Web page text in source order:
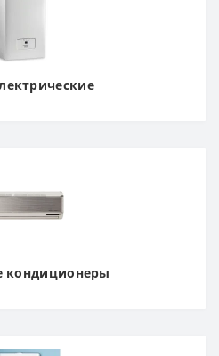
кондиционеры